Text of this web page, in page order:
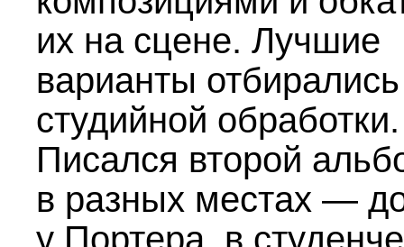
их на сцене. Лучшие
варианты
студийной обработки.
Писался второй
в разных местах —
у Портера, в